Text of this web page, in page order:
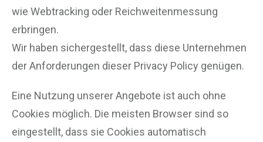
wie Webtracking oder Reichweitenmessung
erbringen.
Wir haben sichergestellt, dass diese Unternehmen
der Anforderungen dieser Privacy Policy genügen.
Eine Nutzung unserer Angebote ist auch ohne
Cookies möglich. Die meisten Browser sind so
eingestellt, dass sie Cookies automatisch